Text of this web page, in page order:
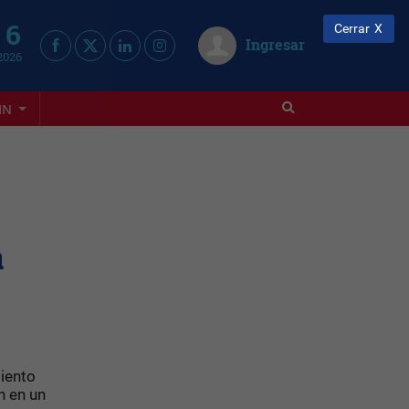
Ingresar
en un
Cerrar